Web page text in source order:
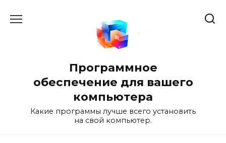
Программное
обеспечение для вашего
компьютера
Какие программы лучше всего установить
на свой компьютер.